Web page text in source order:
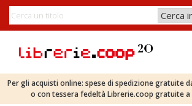
Per gli acquisti online: spese di spedizione gratuite
o con tessera fedeltà Librerie.coop gratuite a